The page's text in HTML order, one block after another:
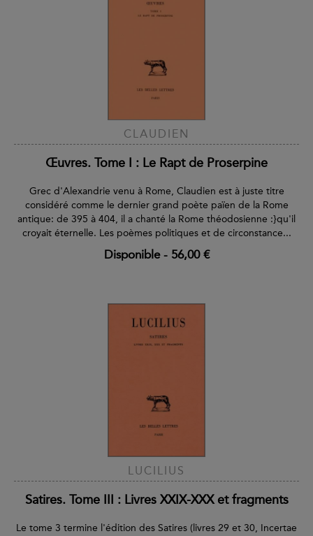
CLAUDIEN
Œuvres. Tome I : Le Rapt de Proserpine
Grec d'Alexandrie venu à Rome, Claudien est à juste titre
considéré comme le dernier grand poète païen de la Rome
antique: de 395 à 404, il a chanté la Rome théodosienne :}qu'il
croyait éternelle. Les poèmes politiques et de circonstance...
Disponible- 56,00 €
LUCILIUS
Satires. Tome III : Livres XXIX-XXX et fragments
Le tome 3 termine l'édition des Satires (livres 29 et 30, Incertae